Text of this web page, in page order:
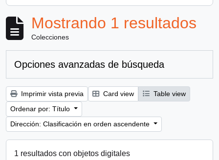
Mostrando 1 resultados
Colecciones
Opciones avanzadas de búsqueda
Imprimir vista previa Card view
Table view
Ordenar por: Título
Dirección: Clasificación en orden ascendente
1 resultados con objetos digitales